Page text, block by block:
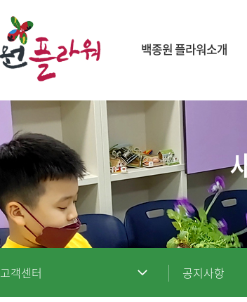
백종원 플라워소개
고객센터 공지사항